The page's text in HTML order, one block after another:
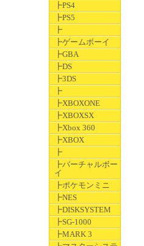
┣PS4
┣PS5
┣
┣ゲームボーイ
┣GBA
┣DS
┣3DS
┣
┣XBOXONE
┣XBOXSX
┣Xbox 360
┣XBOX
┣
┣バーチャルボー
イ
┣ポケモンミニ
┣NES
┣DISKSYSTEM
┣SG-1000
┣MARK 3